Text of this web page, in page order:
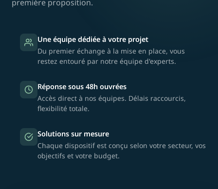
première proposition.
Une équipe dédiée à votre projet
Du premier échange à la mise en place, vous
restez entouré par notre équipe d'experts.
Réponse sous 48h ouvrées
Accès direct à nos équipes. Délais raccourcis,
flexibilité totale.
Solutions sur mesure
Chaque dispositif est conçu selon votre secteur, vos
objectifs et votre budget.